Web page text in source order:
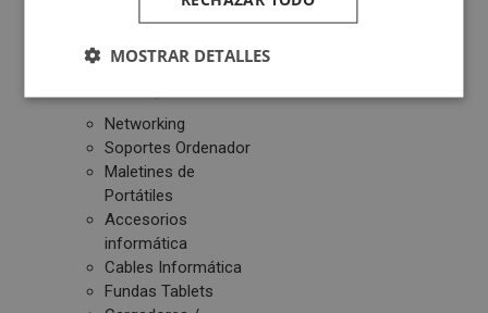
Pendrive y Tarjetas
Discos duros
Networking
Soportes Ordenador
Maletines de
Portátiles
Accesorios
informática
Cables Informática
Fundas Tablets
MOSTRAR DETALLES